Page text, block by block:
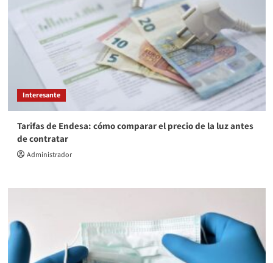
Interesante
Tarifas de Endesa: cómo comparar el precio de la luz antes
de contratar
Administrador